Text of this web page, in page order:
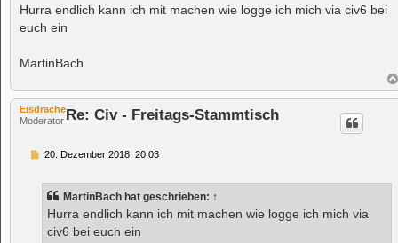
i
t
r
Hurra endlich kann ich mit machen wie logge ich mich via civ6 bei
euch ein
MartinBach
Eisdrache
Moderator Re: Civ - Freitags-Stammtisch
B20. Dezember 2018, 20:03
MartinBach hat geschrieben: ↑
Hurra endlich kann ich mit machen wie logge ich mich via
civ6 bei euch ein